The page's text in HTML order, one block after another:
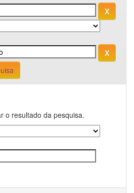
o resultado da pesquisa.